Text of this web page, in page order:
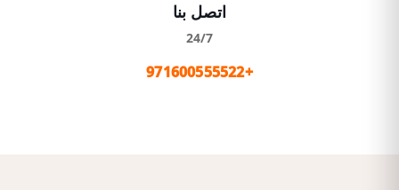
اتصل بنا
24/7
+971600555522